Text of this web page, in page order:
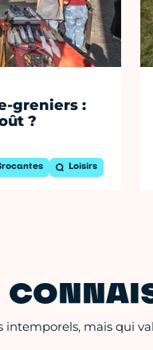
greniers :
?
Loisirs
intemporels, mais qui